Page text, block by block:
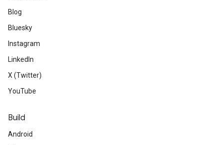
Blog
Bluesky
Instagram
LinkedIn
X (Twitter)
YouTube
Build
Android